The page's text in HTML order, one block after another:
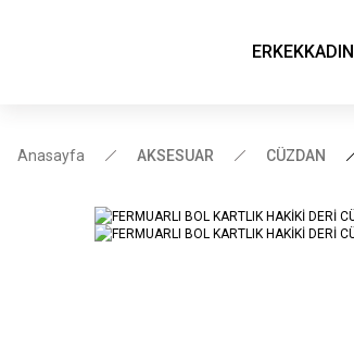
ERKEKKADIN
Anasayfa AKSESUAR CÜZDAN